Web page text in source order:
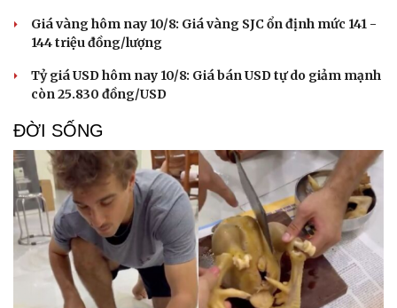
Giá vàng hôm nay 10/8: Giá vàng SJC ổn định mức 141 -
144 triệu đồng/lượng
Tỷ giá USD hôm nay 10/8: Giá bán USD tự do giảm mạnh
còn 25.830 đồng/USD
ĐỜI SỐNG